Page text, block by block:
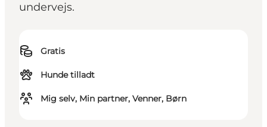
undervejs.
Gratis
Hunde tilladt
Mig selv, Min partner, Venner, Børn